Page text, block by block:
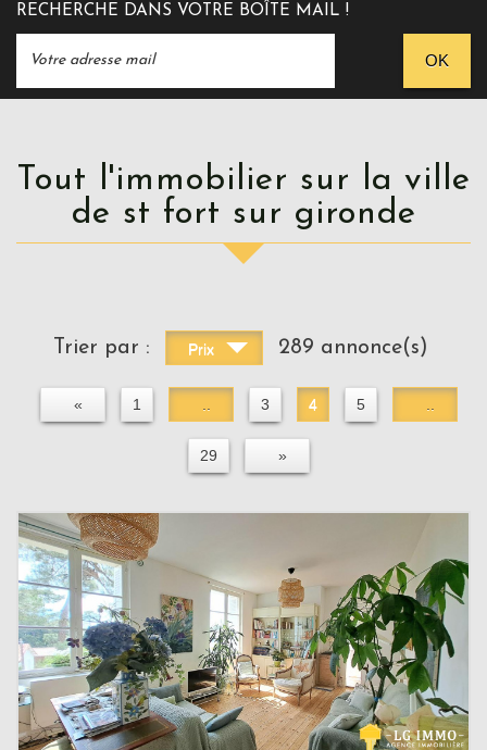
RECHERCHE DANS VOTRE BOÎTE MAIL !
OK
Tout l'immobilier sur la ville
de st fort sur gironde
Trier par : Prix 289 annonce(s)
« 1 .. 3 4 5 ..
29 »